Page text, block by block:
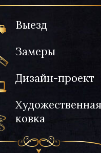
Выезд
Замеры
Дизайн-проект
Художественная
ковка